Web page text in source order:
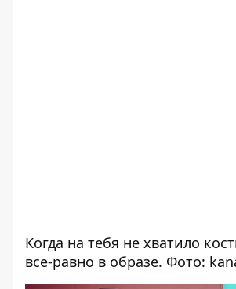
Когда на тебя не хватило
все-равно в образе. Фото: